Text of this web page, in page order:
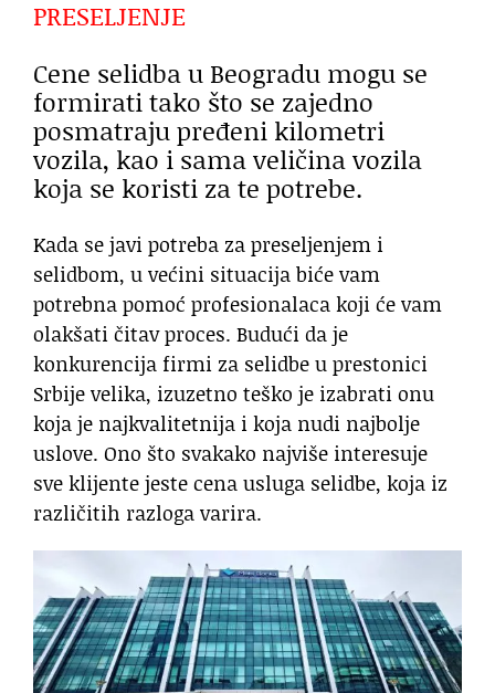
PRESELJENJE
Cene selidba u Beogradu mogu se
formirati tako što se zajedno
posmatraju pređeni kilometri
vozila, kao i sama veličina vozila
koja se koristi za te potrebe.
Kada se javi potreba za preseljenjem i
selidbom, u većini situacija biće vam
potrebna pomoć profesionalaca koji će vam
olakšati čitav proces. Budući da je
konkurencija firmi za selidbe u prestonici
Srbije velika, izuzetno teško je izabrati onu
koja je najkvalitetnija i koja nudi najbolje
uslove. Ono što svakako najviše interesuje
sve klijente jeste cena usluga selidbe, koja iz
različitih razloga varira.